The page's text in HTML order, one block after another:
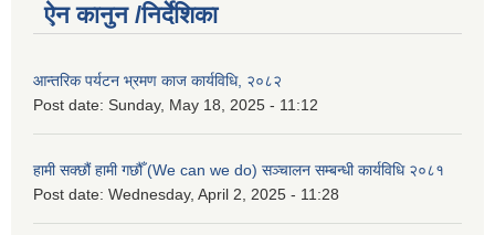
ऐन कानुन /निर्देशिका
आन्तरिक पर्यटन भ्रमण काज कार्यविधि, २०८२
Post date: Sunday, May 18, 2025 - 11:12
हामी सक्छौं हामी गछौँ (We can we do) सञ्चालन सम्बन्धी कार्यविधि २०८१
Post date: Wednesday, April 2, 2025 - 11:28